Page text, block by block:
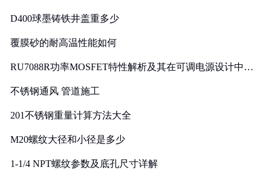
D400球墨铸铁井盖重多少
覆膜砂的耐高温性能如何
RU7088R功率MOSFET特性解析及其在可调电源设计中的
不锈钢通风 管道施工
201不锈钢重量计算方法大全
M20螺纹大径和小径是多少
1-1/4 NPT螺纹参数及底孔尺寸详解